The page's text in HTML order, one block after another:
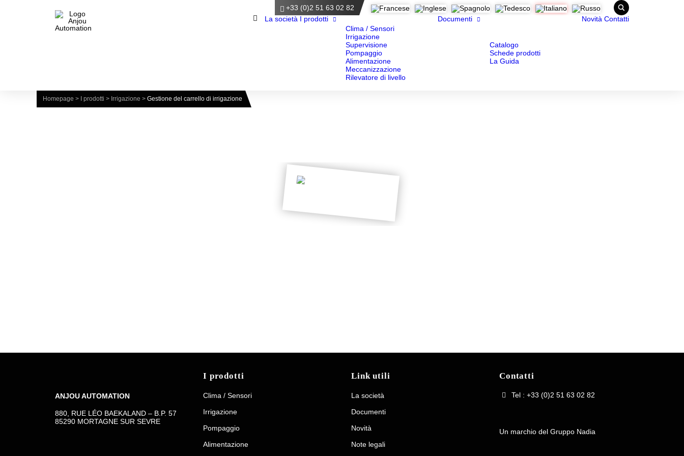
+33 (0)2 51 63 02 82
Homepage
La società I prodotti
Clima / Sensori
Irrigazione
Supervisione
Pompaggio
Alimentazione
Meccanizzazione
Rilevatore di livello
Documenti
Catalogo
Schede prodotti
La Guida
Novità Contatti
Homepage > I prodotti > Irrigazione > Gestione del carrello di irrigazione
ANJOU AUTOMATION
880, RUE LÉO BAEKALAND – B.P. 57
85290 MORTAGNE SUR SEVRE
I prodotti
Clima / Sensori
Irrigazione
Pompaggio
Alimentazione
Link utili
La società
Documenti
Novità
Note legali
Contatti
Tel : +33 (0)2 51 63 02 82
Un marchio del Gruppo Nadia